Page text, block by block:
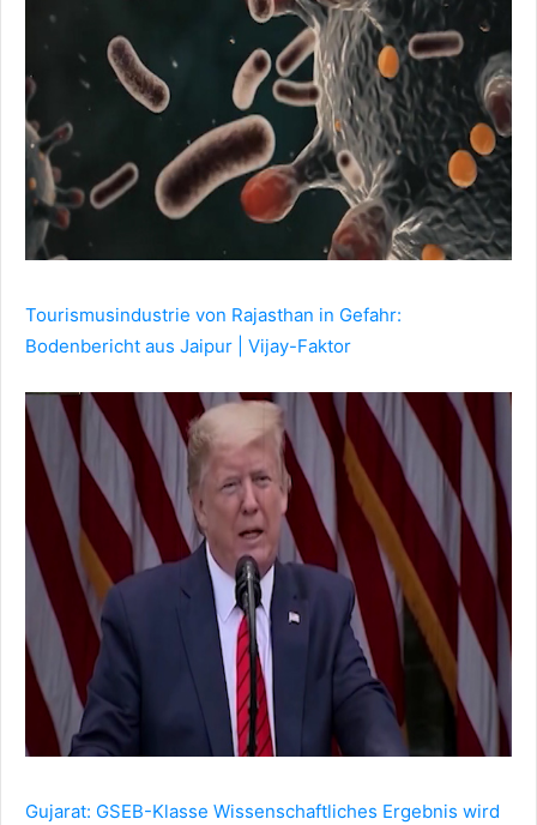
Tourismusindustrie von Rajasthan in Gefahr:
Bodenbericht aus Jaipur | Vijay-Faktor
Gujarat: GSEB-Klasse Wissenschaftliches Ergebnis wird